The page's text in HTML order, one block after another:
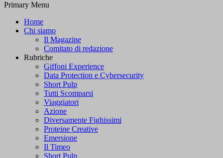
Primary Menu
Home
Chi siamo
Il Magazine
Comitato di redazione
Rubriche
Giffoni Experience
Data Protection e Cybersecurity
Short Pulp
Tutti Scomparsi
Viaggiatori
Azione
Diversamente Fighissimi
Proteine Creative
Emersione
Il Timeo
Short Pulp